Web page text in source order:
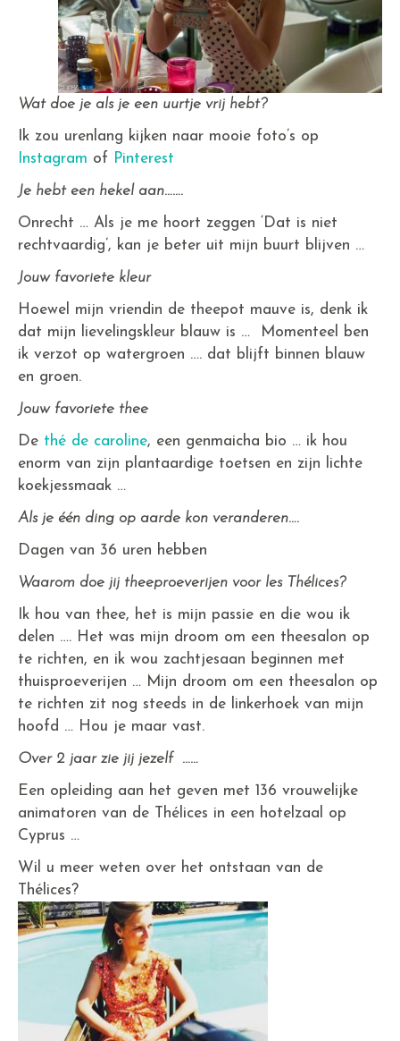
Wat doe je als je een uurtje vrij hebt?
Ik zou urenlang kijken naar mooie foto’s op
Instagram of Pinterest
Je hebt een hekel aan…….
Onrecht … Als je me hoort zeggen ‘Dat is niet
rechtvaardig’, kan je beter uit mijn buurt blijven …
Jouw favoriete kleur
Hoewel mijn vriendin de theepot mauve is, denk ik
dat mijn lievelingskleur blauw is … Momenteel ben
ik verzot op watergroen …. dat blijft binnen blauw
en groen.
Jouw favoriete thee
De thé de caroline, een genmaicha bio … ik hou
enorm van zijn plantaardige toetsen en zijn lichte
koekjessmaak …
Als je één ding op aarde kon veranderen….
Dagen van 36 uren hebben
Waarom doe jij theeproeverijen voor les Thélices?
Ik hou van thee, het is mijn passie en die wou ik
delen …. Het was mijn droom om een theesalon op
te richten, en ik wou zachtjesaan beginnen met
thuisproeverijen … Mijn droom om een theesalon op
te richten zit nog steeds in de linkerhoek van mijn
hoofd … Hou je maar vast.
Over 2 jaar zie jij jezelf ……
Een opleiding aan het geven met 136 vrouwelijke
animatoren van de Thélices in een hotelzaal op
Cyprus …
Wil u meer weten over het ontstaan van de
Thélices?